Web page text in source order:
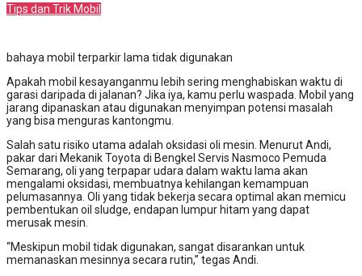
Tips dan Trik Mobil
bahaya mobil terparkir lama tidak digunakan
Apakah mobil kesayanganmu lebih sering menghabiskan waktu di
garasi daripada di jalanan? Jika iya, kamu perlu waspada. Mobil yang
jarang dipanaskan atau digunakan menyimpan potensi masalah
yang bisa menguras kantongmu.
Salah satu risiko utama adalah oksidasi oli mesin. Menurut Andi,
pakar dari Mekanik Toyota di Bengkel Servis Nasmoco Pemuda
Semarang, oli yang terpapar udara dalam waktu lama akan
mengalami oksidasi, membuatnya kehilangan kemampuan
pelumasannya. Oli yang tidak bekerja secara optimal akan memicu
pembentukan oil sludge, endapan lumpur hitam yang dapat
merusak mesin.
“Meskipun mobil tidak digunakan, sangat disarankan untuk
memanaskan mesinnya secara rutin,” tegas Andi.